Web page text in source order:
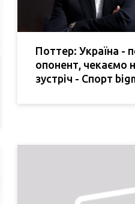
Поттер: Україна -
опонент, чекаємо
зустріч - Спорт